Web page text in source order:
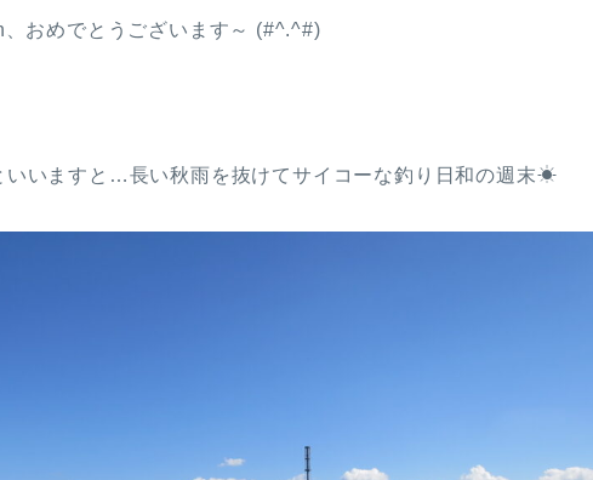
おめでとうございます～ (#^.^#)
いいますと…長い秋雨を抜けてサイコーな釣り日和の週末☀